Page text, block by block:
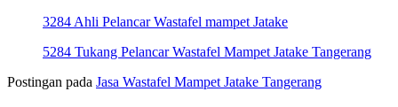
3284 Ahli Pelancar Wastafel mampet Jatake
5284 Tukang Pelancar Wastafel Mampet Jatake Tangerang
Postingan pada Jasa Wastafel Mampet Jatake Tangerang